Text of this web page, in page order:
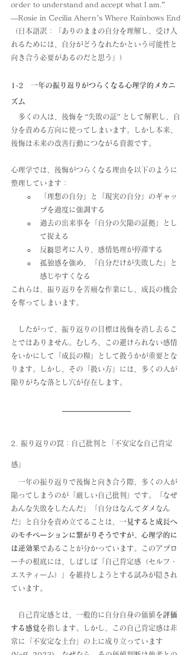
order to understand and accept what I am.”
—Rosie in Cecilia Ahern’s Where Rainbows End
（日本語訳：「ありのままの自分を理解し、受け入
れるためには、自分がどうなれたかという可能性と
向き合う必要があるのだと思う」）
1-2　一年の振り返りがつらくなる心理学的メカニ
ズム
多くの人は、後悔を “失敗の証” として解釈し、自
分を責める方向に使ってしまいます。しかし本来、
後悔は未来の改善行動につながる資源です。
心理学では、後悔がつらくなる理由を以下のように
整理しています：
「理想の自分」と「現実の自分」のギャッ
プを過度に強調する
過去の出来事を「自分の欠陥の証拠」とし
て捉える
反芻思考に入り、感情処理が停滞する
孤独感を強め、「自分だけが失敗した」と
感じやすくなる
これらは、振り返りを苦痛な作業にし、成長の機会
を奪ってしまいます。
したがって、振り返りの目標は後悔を消し去るこ
とではありません。むしろ、この避けられない感情
をいかにして「成長の糧」として扱うかが重要とな
ります。しかし、その「扱い方」には、多くの人が
陥りがちな落とし穴が存在します。
2. 振り返りの罠：自己批判と「不安定な自己肯定
感」
一年の振り返りで後悔と向き合う際、多くの人が
陥ってしまうのが「厳しい自己批判」です。「なぜ
あんな失敗をしたんだ」「自分はなんてダメなん
だ」と自分を責め立てることは、 一見すると成長へ
のモチベーションに繋がりそうですが、心理学的に
は逆効果であることが分かっています。このアプロ
ーチの根底には、しばしば「自己肯定感（セルフ・
エスティーム）」を維持しようとする試みが隠され
ています。
自己肯定感とは、一般的に自分自身の価値を評価
する感覚を指します。しかし、この自己肯定感は非
常に「不安定な土台」の上に成り立っています